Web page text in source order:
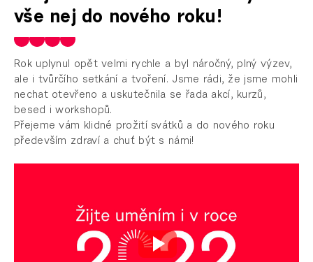
vše nej do nového roku!
Rok uplynul opět velmi rychle a byl náročný, plný výzev,
ale i tvůrčího setkání a tvoření. Jsme rádi, že jsme mohli
nechat otevřeno a uskutečnila se řada akcí, kurzů,
besed i workshopů.
Přejeme vám klidné prožití svátků a do nového roku
především zdraví a chuť být s námi!